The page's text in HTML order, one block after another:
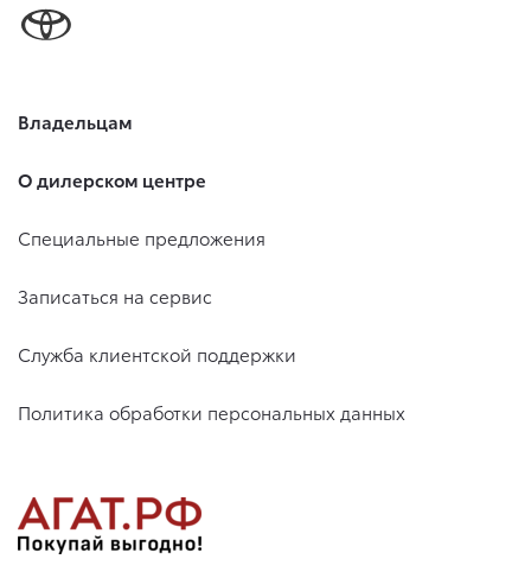
Владельцам
О дилерском центре
Специальные предложения
Записаться на сервис
Служба клиентской поддержки
Политика обработки персональных данных